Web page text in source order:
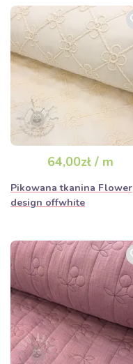
64,00zł / m
Pikowana tkanina Flower
design offwhite